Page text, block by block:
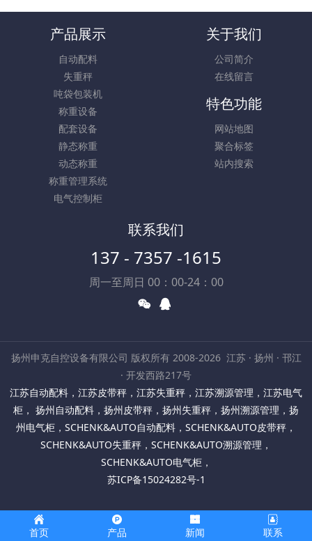
产品展示
自动配料
失重秤
吨袋包装机
称重设备
配套设备
静态称重
动态称重
称重管理系统
电气控制柜
关于我们
公司简介
在线留言
特色功能
网站地图
聚合标签
站内搜索
联系我们
137 - 7357 -1615
周一至周日 00：00-24：00
扬州申克自控设备有限公司 版权所有 2008-2026 江苏 · 扬州 · 邗江
· 开发西路217号
江苏自动配料 ， 江苏皮带秤 ， 江苏失重秤 ， 江苏溯源管理 ， 江苏电气
柜 ， 扬州自动配料 ， 扬州皮带秤 ， 扬州失重秤 ， 扬州溯源管理 ， 扬
州电气柜 ， SCHENK&AUTO自动配料 ， SCHENK&AUTO皮带秤 ，
SCHENK&AUTO失重秤 ， SCHENK&AUTO溯源管理 ，
SCHENK&AUTO电气柜，
苏ICP备15024282号-1
首页 产品 新闻 联系
苏公网安备32100302011568号